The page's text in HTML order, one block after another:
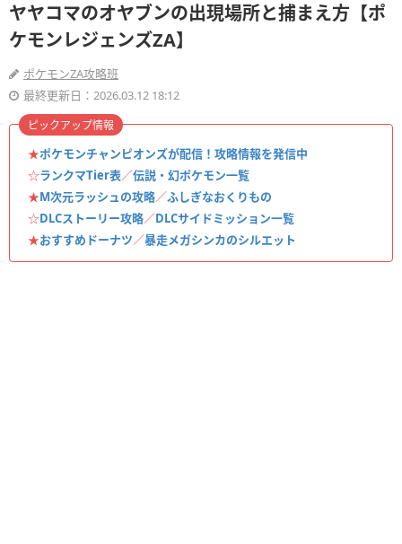
ヤヤコマのオヤブンの出現場所と捕まえ方【ポ
ケモンレジェンズZA】
ポケモンZA攻略班
最終更新日：2026.03.12 18:12
★ポケモンチャンピオンズが配信！攻略情報を発信中
☆ランクマTier表／伝説・幻ポケモン一覧
★M次元ラッシュの攻略／ふしぎなおくりもの
☆DLCストーリー攻略／DLCサイドミッション一覧
★おすすめドーナツ／暴走メガシンカのシルエット
ピックアップ情報